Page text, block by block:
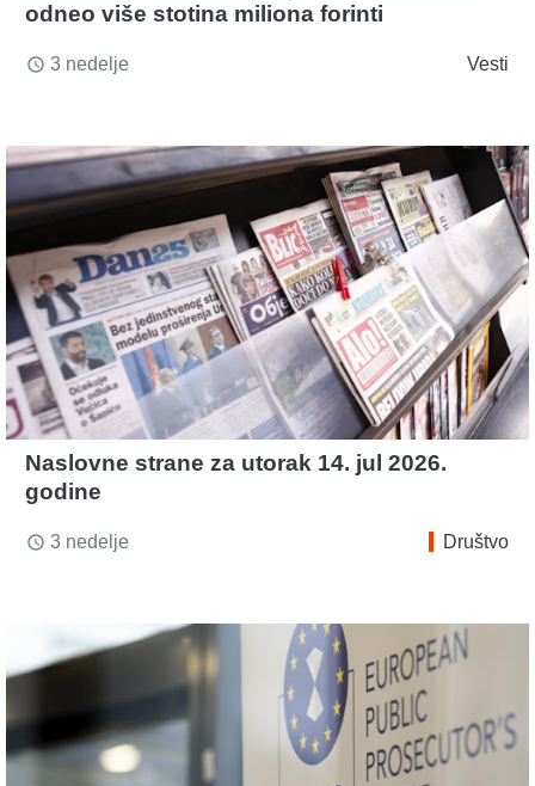
odneo više stotina miliona forinti
access_time 3 nedelje Vesti
Naslovne strane za utorak 14. jul 2026.
godine
access_time 3 nedelje Društvo